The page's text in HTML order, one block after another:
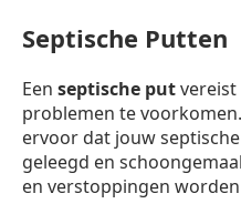
Septische Putten
Een septische put
problemen te
ervoor dat jouw
geleegd en
en verstoppingen